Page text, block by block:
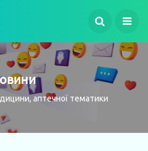
аптечної тематики